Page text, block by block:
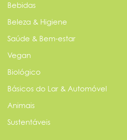
Bebidas
Beleza & Higiene
Saúde & Bem-estar
Vegan
Biológico
Básicos do Lar & Automóvel
Animais
Sustentáveis